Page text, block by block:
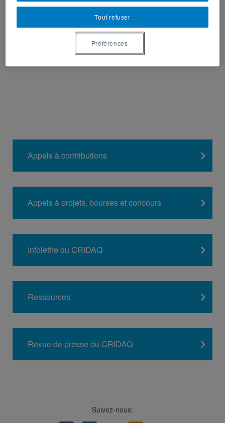
Partager sur :
Appels à contributions
Appels à projets, bourses et concours
Infolettre du CRIDAQ
Ressources
Revue de presse du CRIDAQ
Suivez-nous:
Tout refuser
Préférences